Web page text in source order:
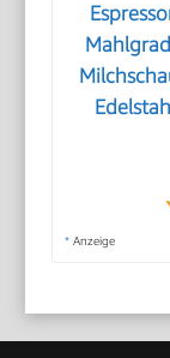
* Anzeige